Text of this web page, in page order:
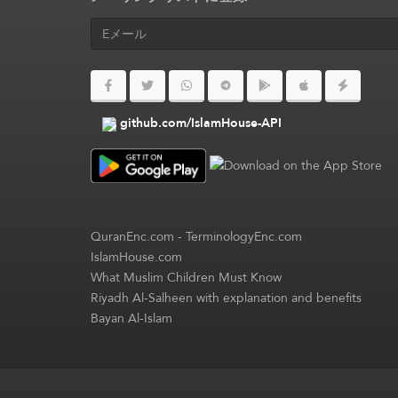
github.com/IslamHouse-API
QuranEnc.com-TerminologyEnc.com
IslamHouse.com
What Muslim Children Must Know
Riyadh Al-Salheen with explanation and benefits
Bayan Al-Islam